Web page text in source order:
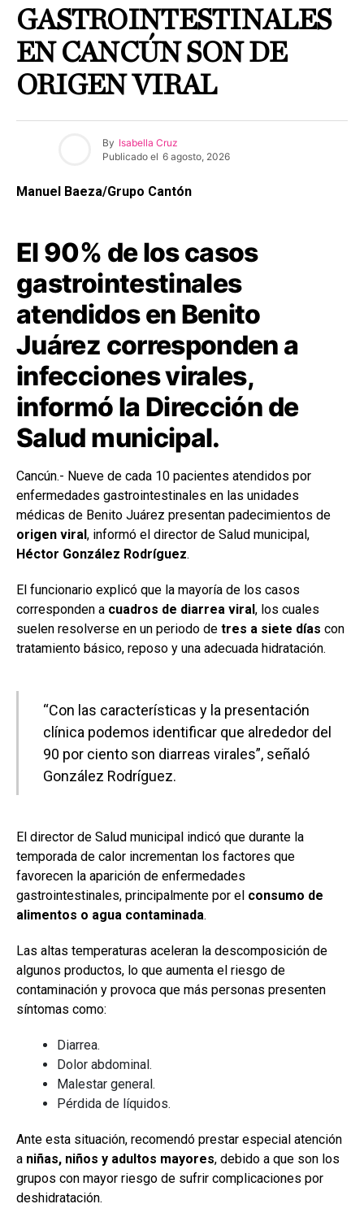
GASTROINTESTINALES
EN CANCÚN SON DE
ORIGEN VIRAL
By Isabella Cruz
Publicado el 6 agosto, 2026
Manuel Baeza/Grupo Cantón
El 90% de los casos
gastrointestinales
atendidos en Benito
Juárez corresponden a
infecciones virales,
informó la Dirección de
Salud municipal.
Cancún.- Nueve de cada 10 pacientes atendidos por
enfermedades gastrointestinales en las unidades
médicas de Benito Juárez presentan padecimientos de
origen viral, informó el director de Salud municipal,
Héctor González Rodríguez.
El funcionario explicó que la mayoría de los casos
corresponden a cuadros de diarrea viral, los cuales
suelen resolverse en un periodo de tres a siete días con
tratamiento básico, reposo y una adecuada hidratación.
“Con las características y la presentación
clínica podemos identificar que alrededor del
90 por ciento son diarreas virales”, señaló
González Rodríguez.
El director de Salud municipal indicó que durante la
temporada de calor incrementan los factores que
favorecen la aparición de enfermedades
gastrointestinales, principalmente por el consumo de
alimentos o agua contaminada.
Las altas temperaturas aceleran la descomposición de
algunos productos, lo que aumenta el riesgo de
contaminación y provoca que más personas presenten
síntomas como:
Diarrea.
Dolor abdominal.
Malestar general.
Pérdida de líquidos.
Ante esta situación, recomendó prestar especial atención
a niñas, niños y adultos mayores, debido a que son los
grupos con mayor riesgo de sufrir complicaciones por
deshidratación.